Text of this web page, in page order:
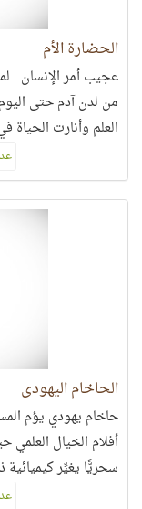
الحضارة الأم
عجيب أمر الإنسان..
من لدن آدم حتى
العلم وأنارت
الحاخام اليهودي
حاخام يهودي يؤم
أفلام الخيال
سحريًّا يغيِّر كيميائية
المسلمين في طرفة